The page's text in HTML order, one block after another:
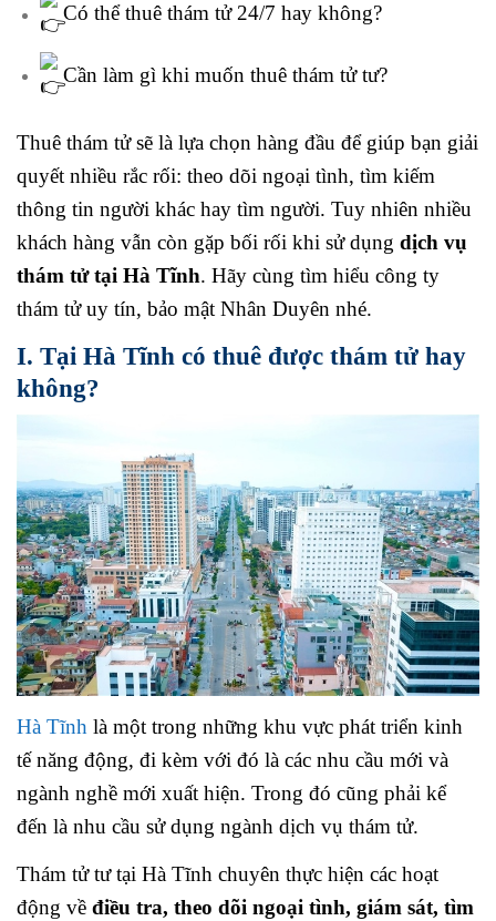
Có thể thuê thám tử 24/7 hay không?
Cần làm gì khi muốn thuê thám tử tư?
Thuê thám tử sẽ là lựa chọn hàng đầu để giúp bạn giải
quyết nhiều rắc rối: theo dõi ngoại tình, tìm kiếm
thông tin người khác hay tìm người. Tuy nhiên nhiều
khách hàng vẫn còn gặp bối rối khi sử dụng dịch vụ
thám tử tại Hà Tĩnh. Hãy cùng tìm hiểu công ty
thám tử uy tín, bảo mật Nhân Duyên nhé.
I. Tại Hà Tĩnh có thuê được thám tử hay
không?
Hà Tĩnh là một trong những khu vực phát triển kinh
tế năng động, đi kèm với đó là các nhu cầu mới và
ngành nghề mới xuất hiện. Trong đó cũng phải kể
đến là nhu cầu sử dụng ngành dịch vụ thám tử.
Thám tử tư tại Hà Tĩnh chuyên thực hiện các hoạt
động về điều tra, theo dõi ngoại tình, giám sát, tìm